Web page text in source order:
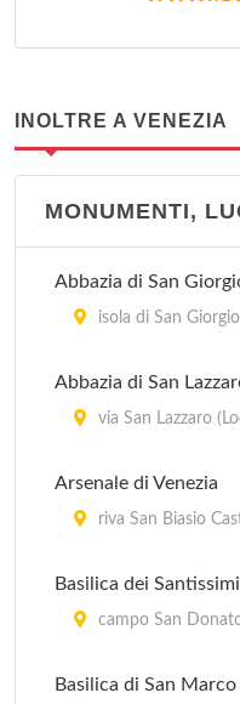
INOLTRE A VENEZIA
MONUMENTI,
Abbazia di San
isola di San
Abbazia di San
via San Lazzaro
Arsenale di Venezia
riva San Biasio
Basilica dei
campo San
Basilica di San Marco